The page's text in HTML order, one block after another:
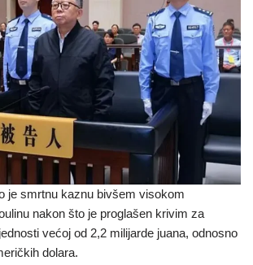
je smrtnu kaznu bivšem visokom
nakon što je proglašen krivim za
većoj od 2,2 milijarde juana, odnosno
dolara.